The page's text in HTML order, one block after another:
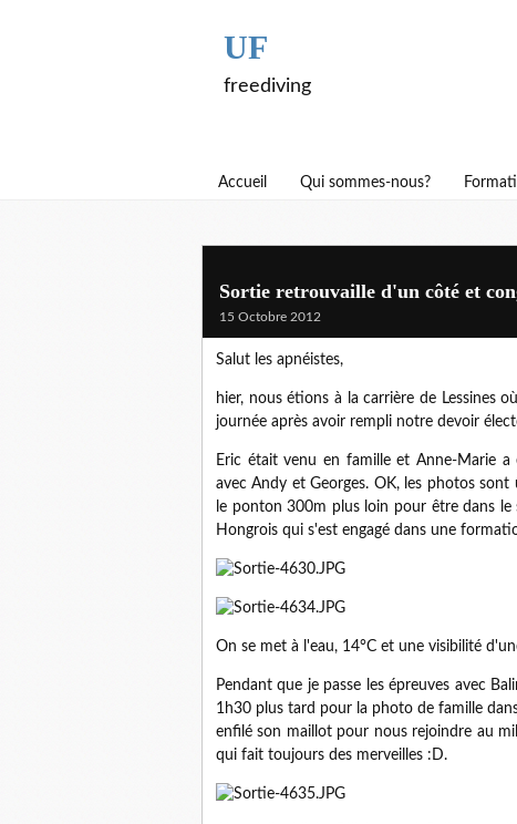
UF
freediving
Accueil Qui sommes-nous?
Sortie retrouvaille d'un côté et
15 Octobre 2012
Salut les apnéistes,
hier, nous étions à la carrière de Lessines
journée après avoir rempli notre devoir
Eric était venu en famille et Anne-Marie
avec Andy et Georges. OK, les photos
le ponton 300m plus loin pour être dans
Hongrois qui s'est engagé dans une
On se met à l'eau, 14°C et une visibilité
Pendant que je passe les épreuves avec
1h30 plus tard pour la photo de famille
enfilé son maillot pour nous rejoindre au
qui fait toujours des merveilles :D.